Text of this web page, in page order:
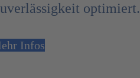
optimiert.
Infos